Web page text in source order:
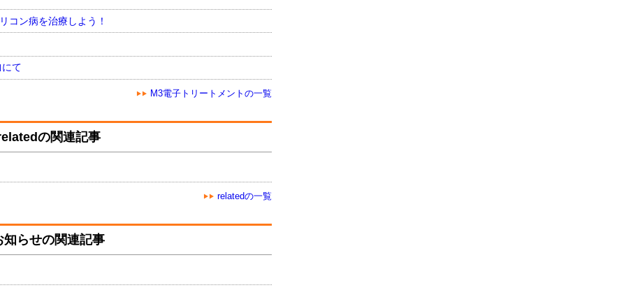
コン病を治療しよう！
て
M3電子トリートメントの一覧
の関連記事
relatedの一覧
知らせの関連記事